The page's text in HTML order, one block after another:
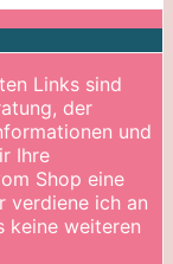
Links sind
der
und
Ihre
Shop eine
verdiene ich an
keine weiteren